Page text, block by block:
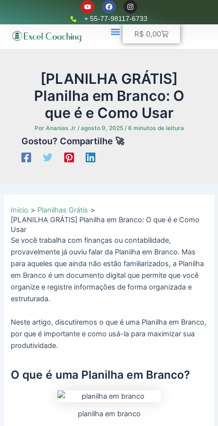
conteúdo
Y
o
u
t
F
a
c
e
b
o
I
n
s
t
r
+ 55-77-98117-6733
R$ 0,00Carrinho
[PLANILHA GRÁTIS]
Planilha em Branco: O
que é e Como Usar
Por Ananias Jr /agosto 9, 2025 /6 minutos de leitura
Gostou? Compartilhe 🚀
Início
Planilhas Grátis
[PLANILHA GRÁTIS] Planilha em Branco: O que é e Como
Usar
Se você trabalha com finanças ou contabilidade,
provavelmente já ouviu falar da Planilha em Branco. Mas
para aqueles que ainda não estão familiarizados, a Planilha
em Branco é um documento digital que permite que você
organize e registre informações de forma organizada e
estruturada.
Neste artigo, discutiremos o que é uma Planilha em Branco,
por que é importante e como usá-la para maximizar sua
produtividade.
O que é uma Planilha em Branco?
planilha em branco